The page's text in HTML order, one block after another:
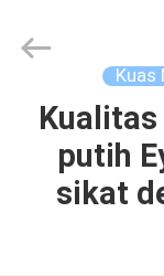
RUMAH
PRODUK
Reserved.
Kuas
putih
sikat